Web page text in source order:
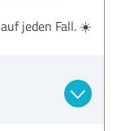
jeden Fall. ☀️